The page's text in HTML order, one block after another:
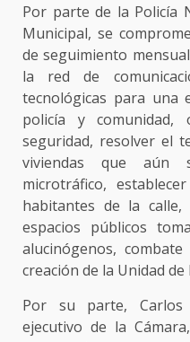
Por parte de la Policía
Municipal, se
de seguimiento
la red de
tecnológicas para una
policía y comunidad,
seguridad, resolver el
viviendas que aún
microtráfico,
habitantes de la calle,
espacios públicos
alucinógenos,
creación de la Unidad de
Por su parte, Carlos
ejecutivo de la